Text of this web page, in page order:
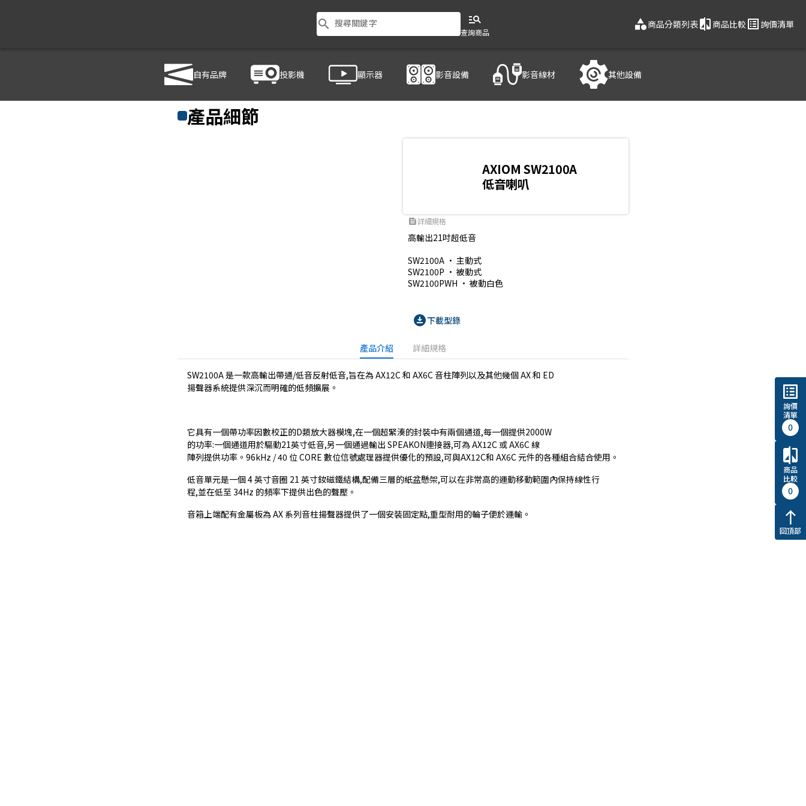
search 搜尋關鍵字 manage_search
查詢商品
category商品分類列表compare商品比較 list_alt 詢價清單
自有品牌 投影機 顯示器 影音設備 影音線材 其他設備
商品列表 / 影音設備 喇叭 / AXIOM SW2100A
產品細節
AXIOM SW2100A
低音喇叭
feed詳細規格
高輸出21吋超低音
SW2100A • 主動式
SW2100P • 被動式
SW2100PWH • 被動白色
download_for_offline下載型錄
產品介紹 詳細規格
SW2100A 是一款高輸出帶通/低音反射低音,旨在為 AX12C 和 AX6C 音柱陣列以及其他幾個 AX 和 ED
揚聲器系統提供深沉而明確的低頻擴展。
它具有一個帶功率因數校正的D類放大器模塊,在一個超緊湊的封裝中有兩個通道,每一個提供2000W
的功率:一個通道用於驅動21英寸低音,另一個通過輸出 SPEAKON連接器,可為 AX12C 或 AX6C 線
陣列提供功率。96kHz / 40 位 CORE 數位信號處理器提供優化的預設,可與AX12C和 AX6C 元件的各種組合結合使用。
低音單元是一個 4 英寸音圈 21 英寸釹磁鐵結構,配備三層的紙盆懸架,可以在非常高的運動移動範圍內保持線性行
程,並在低至 34Hz 的頻率下提供出色的聲壓。
音箱上端配有金屬板為 AX 系列音柱揚聲器提供了一個安裝固定點,重型耐用的輪子便於運輸。
list_alt
詢價
清單
0
compare
商品
比較
0
north
回頂部